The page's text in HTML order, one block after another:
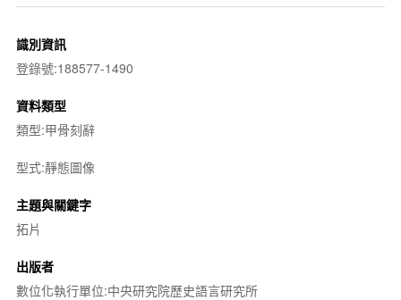
識別資訊
登錄號:188577-1490
資料類型
類型:甲骨刻辭
型式:靜態圖像
主題與關鍵字
拓片
出版者
數位化執行單位:中央研究院歷史語言研究所